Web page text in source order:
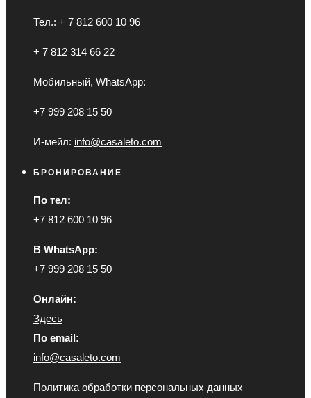
Тел.: + 7 812 600 10 96
+ 7 812 314 66 22
Мобильный, WhatsApp:
+7 999 208 15 50
И-мейл: info@casaleto.com
БРОНИРОВАНИЕ
По тел:
+7 812 600 10 96
В WhatsApp:
+7 999 208 15 50
Онлайн:
Здесь
По email:
info@casaleto.com
Политика обработки персональных данных